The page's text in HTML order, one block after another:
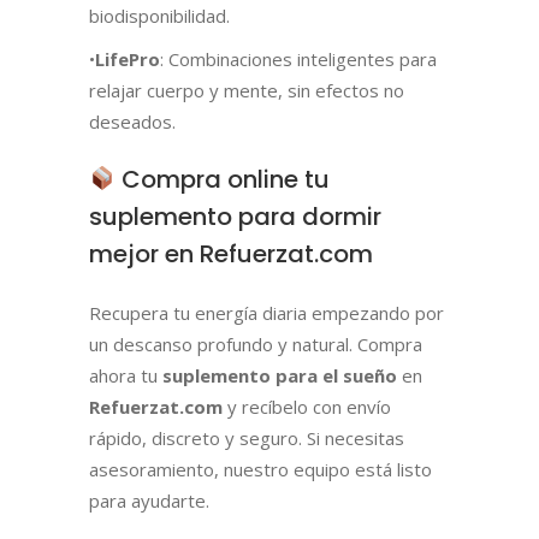
biodisponibilidad.
•LifePro: Combinaciones inteligentes para
relajar cuerpo y mente, sin efectos no
deseados.
Compra online tu
suplemento para dormir
mejor en Refuerzat.com
Recupera tu energía diaria empezando por
un descanso profundo y natural. Compra
ahora tu suplemento para el sueño en
Refuerzat.com y recíbelo con envío
rápido, discreto y seguro. Si necesitas
asesoramiento, nuestro equipo está listo
para ayudarte.